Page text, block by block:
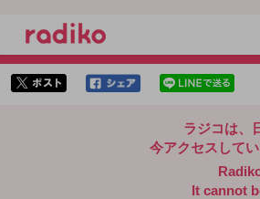
ラジコは、
今アクセスして
It cannot